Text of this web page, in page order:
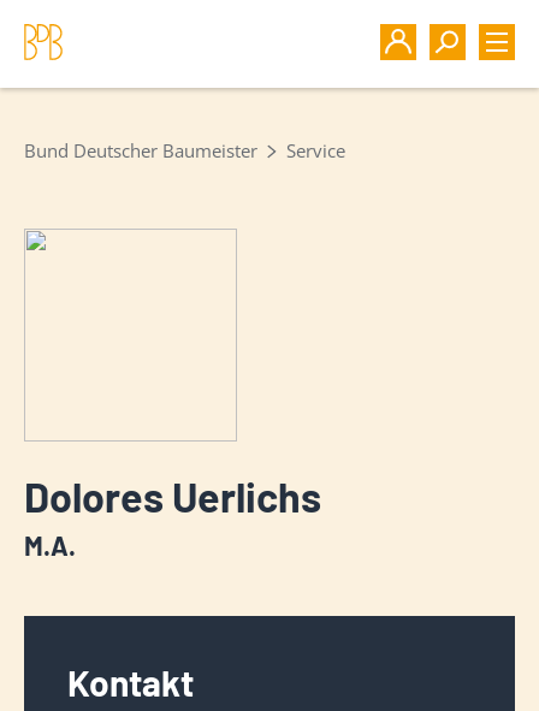
Bund Deutscher Baumeister Service
Dolores Uerlichs
M.A.
Kontakt